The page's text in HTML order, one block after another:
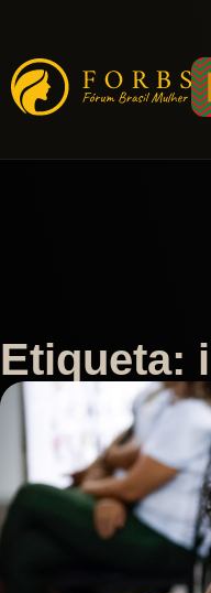
Etiqueta: